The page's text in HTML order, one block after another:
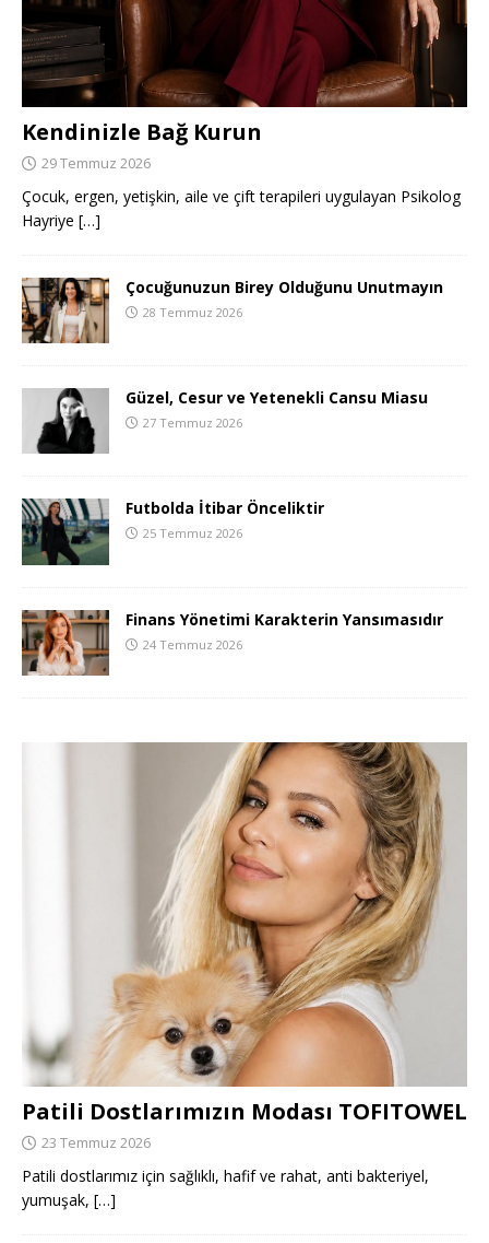
Kendinizle Bağ Kurun
29 Temmuz 2026
Çocuk, ergen, yetişkin, aile ve çift terapileri uygulayan Psikolog
Hayriye […]
Çocuğunuzun Birey Olduğunu Unutmayın
28 Temmuz 2026
Güzel, Cesur ve Yetenekli Cansu Miasu
27 Temmuz 2026
Futbolda İtibar Önceliktir
25 Temmuz 2026
Finans Yönetimi Karakterin Yansımasıdır
24 Temmuz 2026
Patili Dostlarımızın Modası TOFITOWEL
23 Temmuz 2026
Patili dostlarımız için sağlıklı, hafif ve rahat, anti bakteriyel,
yumuşak, […]